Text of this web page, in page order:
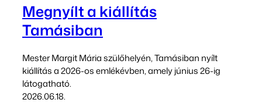
Megnyílt a kiállítás
Tamásiban
Mester Margit Mária szülőhelyén, Tamásiban nyílt
kiállítás a 2026-os emlékévben, amely június 26-ig
látogatható.
2026.06.18.